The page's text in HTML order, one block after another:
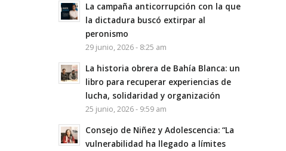
La campaña anticorrupción con la que
la dictadura buscó extirpar al
peronismo
29 junio, 2026 - 8:25 am
La historia obrera de Bahía Blanca: un
libro para recuperar experiencias de
lucha, solidaridad y organización
25 junio, 2026 - 9:59 am
Consejo de Niñez y Adolescencia: “La
vulnerabilidad ha llegado a límites